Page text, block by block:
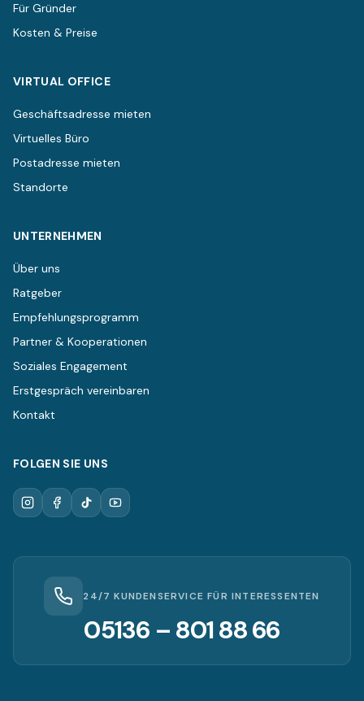
Für Gründer
Kosten & Preise
VIRTUAL OFFICE
Geschäftsadresse mieten
Virtuelles Büro
Postadresse mieten
Standorte
UNTERNEHMEN
Über uns
Ratgeber
Empfehlungsprogramm
Partner & Kooperationen
Soziales Engagement
Erstgespräch vereinbaren
Kontakt
FOLGEN SIE UNS
24/7 KUNDENSERVICE FÜR INTERESSENTEN
05136 – 801 88 66